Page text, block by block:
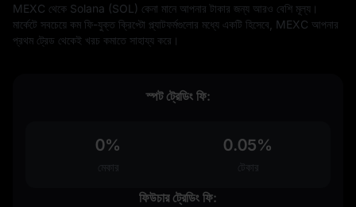
MEXC থেকে Solana (SOL) কেনা মানে আপনার টাকার জন্য আরও বেশি মূল্য।
মার্কেটে সবচেয়ে কম ফি-যুক্ত ক্রিপ্টো প্ল্যাটফর্মগুলোর মধ্যে একটি হিসেবে, MEXC আপনার
প্রথম ট্রেড থেকেই খরচ কমাতে সাহায্য করে।
স্পট ট্রেডিং ফি:
0%
মেকার
0.05%
টেকার
ফিউচার ট্রেডিং ফি: